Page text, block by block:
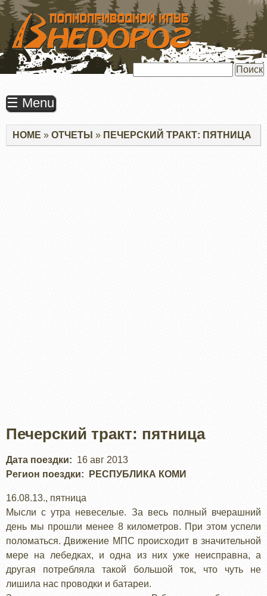
ПЕРЕЙТИ
ОСНОВНОМУ
СОДЕРЖАНИЮ
☰ Menu
Строка
навигации
HOME ОТЧЕТЫ ПЕЧЕРСКИЙ ТРАКТ: ПЯТНИЦА
Печерский тракт: пятница
Дата поездки
16 авг 2013
Регион поездки
РЕСПУБЛИКА КОМИ
16.08.13., пятница
Мысли с утра невеселые. За весь полный вчерашний
день мы прошли менее 8 километров. При этом успели
поломаться. Движение МПС происходит в значительной
мере на лебедках, и одна из них уже неисправна, а
другая потребляла такой большой ток, что чуть не
лишила нас проводки и батареи.